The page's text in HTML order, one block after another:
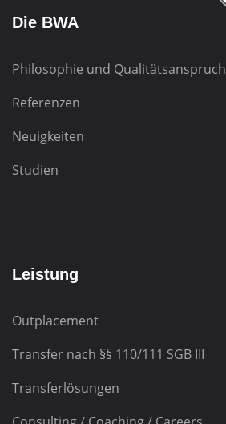
Die BWA
Philosophie und Qualitätsanspruch
Referenzen
Neuigkeiten
Studien
Leistung
Outplacement
Transfer nach §§ 110/111 SGB III
Transferlösungen